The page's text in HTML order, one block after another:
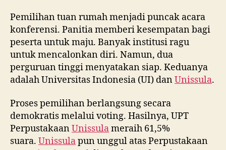
Pemilihan tuan rumah menjadi puncak acara
konferensi. Panitia memberi kesempatan bagi
peserta untuk maju. Banyak institusi ragu
untuk mencalonkan diri. Namun, dua
perguruan tinggi menyatakan siap. Keduanya
adalah Universitas Indonesia (UI) danUnissula.
Proses pemilihan berlangsung secara
demokratis melalui voting. Hasilnya, UPT
PerpustakaanUnissulameraih 61,5%
suara. Unissulapun unggul atas Perpustakaan